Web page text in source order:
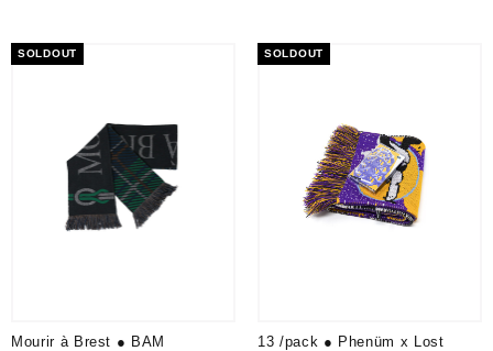
SOLDOUT
Mourir à Brest ● BAM
SOLDOUT
13 /pack ● Phenüm x Lost